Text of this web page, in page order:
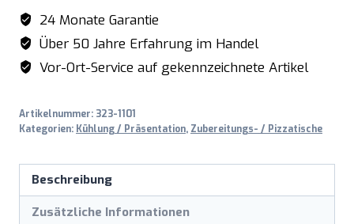
Glasaufsatz,
Modell
PS
200
Menge
24 Monate Garantie
Über 50 Jahre Erfahrung im Handel
Vor-Ort-Service auf gekennzeichnete Artikel
Artikelnummer: 323-1101
Kategorien: Kühlung / Präsentation, Zubereitungs- / Pizzatische
Beschreibung
Zusätzliche Informationen